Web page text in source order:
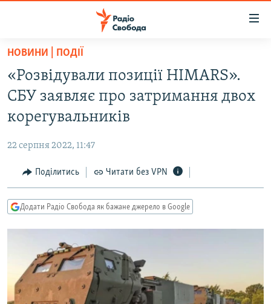
Перейти
основного
матеріалу
до
основної
навігації
Перейти
до
пошуку
ВСЕ ЗА ДОБУ
ЕКОНОМІКА
СУСПІЛЬСТВО
СВІТ
РОСІЙСЬКА «ФІЛЬТРАЦІЯ»
ДОНБАС.РЕАЛІЇ
ТИ ЯК?
КИТАЙ.ВИКЛИКИ
МУЛЬТИМЕДІА
НОВИНИ | ПОДІЇ
«Розвідували позиції HIMARS».
СБУ заявляє про затримання двох
корегувальників
22 серпня 2022, 11:47
Поділитись Читати без VPN
Додати Радіо Свобода як бажане джерело в Google